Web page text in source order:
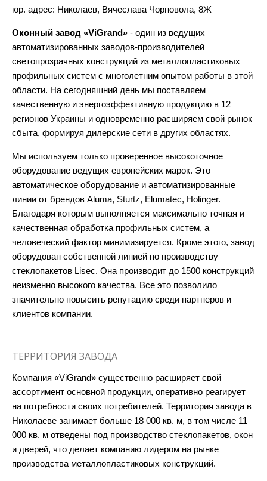
юр. адрес: Николаев, Вячеслава Чорновола, 8Ж
Оконный завод «ViGrand» - один из ведущих
автоматизированных заводов-производителей
светопрозрачных конструкций из металлопластиковых
профильных систем с многолетним опытом работы в этой
области. На сегодняшний день мы поставляем
качественную и энергоэффективную продукцию в 12
регионов Украины и одновременно расширяем свой рынок
сбыта, формируя дилерские сети в других областях.
Мы используем только проверенное высокоточное
оборудование ведущих европейских марок. Это
автоматическое оборудование и автоматизированные
линии от брендов Aluma, Sturtz, Elumatec, Holinger.
Благодаря которым выполняется максимально точная и
качественная обработка профильных систем, а
человеческий фактор минимизируется. Кроме этого, завод
оборудован собственной линией по производству
стеклопакетов Lisec. Она производит до 1500 конструкций
неизменно высокого качества. Все это позволило
значительно повысить репутацию среди партнеров и
клиентов компании.
ТЕРРИТОРИЯ ЗАВОДА
Компания «ViGrand» существенно расширяет свой
ассортимент основной продукции, оперативно реагирует
на потребности своих потребителей. Территория завода в
Николаеве занимает больше 18 000 кв. м, в том числе 11
000 кв. м отведены под производство стеклопакетов, окон
и дверей, что делает компанию лидером на рынке
производства металлопластиковых конструкций.